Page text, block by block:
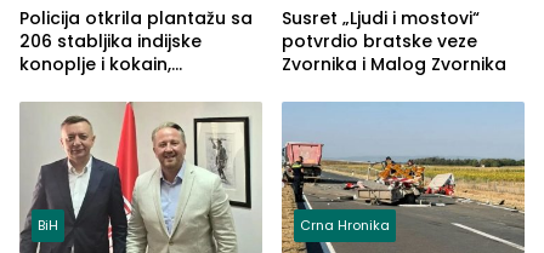
Policija otkrila plantažu sa
206 stabljika indijske
konoplje i kokain,
(FOTO)
Susret „Ljudi i mostovi“
potvrdio bratske veze
Zvornika i Malog Zvornika
BiH Crna Hronika